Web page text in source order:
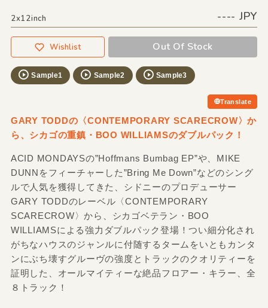
2x12inch ---- JPY
Wishlist Out Of Stock
Sample1 Sample2 Sample3
Translate
GARY TODDの〈CONTEMPORARY SCARECROW〉か
ら、シカゴの重鎮・BOO WILLIAMSのダブルパック！
ACID MONDAYSの”Hoffmans Bumbag EP”や、MIKE
DUNNをフィーチャーした”Bring Me Down”などのシング
ルで人気を獲得してきた、シドニーのプロデューサー
GARY TODDのレーベル〈CONTEMPORARY
SCARECROW〉から、シカゴベテラン・BOO
WILLIAMSによる強力ダブルパック登場！つい細分化され
がちなハウスのジャンルに付随するタームをいともカンタ
ンにぶち壊すグルーヴの強度とトラックのクオリティーを
証明した、オールマイティーな絶品フロアー・キラー、全
８トラック！